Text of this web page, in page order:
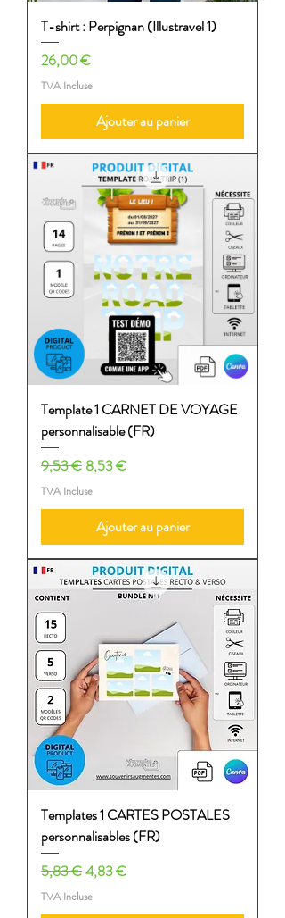
T-shirt : Perpignan (Illustravel 1)
Prix
26,00 €
TVA Incluse
Ajouter au panier
Template 1 CARNET DE VOYAGE
personnalisable (FR)
Prix original
9,53 € Prix promotionnel
8,53 €
TVA Incluse
Ajouter au panier
Templates 1 CARTES POSTALES
personnalisables (FR)
Prix original
5,83 €Prix promotionnel
4,83 €
TVA Incluse